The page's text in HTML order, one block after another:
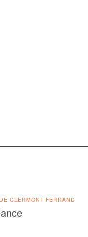
CLERMONT FERRAND